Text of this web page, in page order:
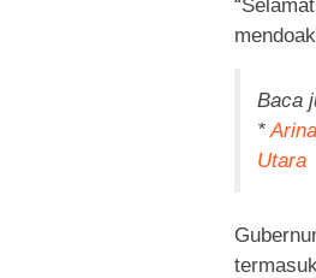
Baca
*
Utara